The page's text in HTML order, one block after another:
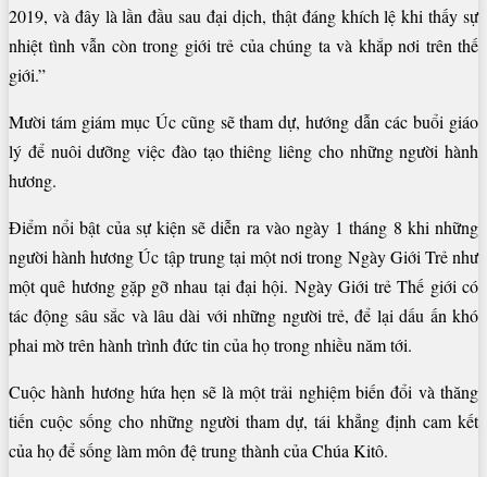
2019, và đây là lần đầu sau đại dịch, thật đáng khích lệ khi thấy sự
nhiệt tình vẫn còn trong giới trẻ của chúng ta và khắp nơi trên thế
giới.”
Mười tám giám mục Úc cũng sẽ tham dự, hướng dẫn các buổi giáo
lý để nuôi dưỡng việc đào tạo thiêng liêng cho những người hành
hương.
Điểm nổi bật của sự kiện sẽ diễn ra vào ngày 1 tháng 8 khi những
người hành hương Úc tập trung tại một nơi trong Ngày Giới Trẻ như
một quê hương gặp gỡ nhau tại đại hội. Ngày Giới trẻ Thế giới có
tác động sâu sắc và lâu dài với những người trẻ, để lại dấu ấn khó
phai mờ trên hành trình đức tin của họ trong nhiều năm tới.
Cuộc hành hương hứa hẹn sẽ là một trải nghiệm biến đổi và thăng
tiến cuộc sống cho những người tham dự, tái khẳng định cam kết
của họ để sống làm môn đệ trung thành của Chúa Kitô.